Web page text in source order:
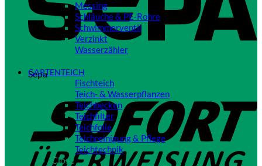
Sepa
Messing
Schläuche & PE-Rohre
Schwimmerventil
Verzinkt
Wasserzähler
GARTENTEICH
Fischteich
Teich- & Wasserpflanzen
Teichbecken
Teichfilter
Teichfolie
Teichreinigung & Pflege
Teichtechnik
Close